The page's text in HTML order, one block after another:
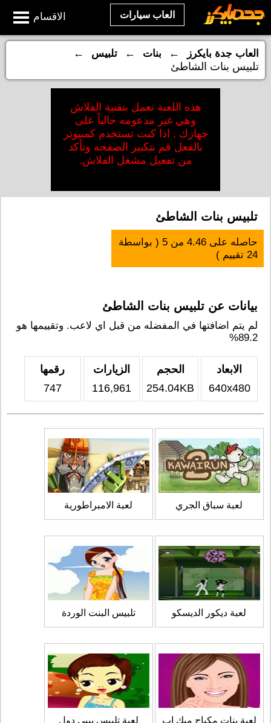
الاقسام العاب سيارات
العاب جدة بايكرز ← بنات ← تلبيس
←
تلبيس بنات الشاطئ
هذه اللعبة تعمل بتقنية الفلاش
وهي غير مدعومه حالياً على
جهازك , اذا كنت تستخدم كمبيوتر
بالفعل قم بتكبير الصفحه وتأكد
من تفعيل مشغل الفلاش.
تلبيس بنات الشاطئ
حاصله على4.46 من5 ( بواسطة
24 تقييم )
بيانات عن تلبيس بنات الشاطئ
لم يتم اضافتها في المفضله من قبل اي لاعب. وتقييمها هو
89.2%
الابعاد
640x480
الحجم
254.04KB
الزيارات
116,961
رقمها
747
لعبة سباق الجري لعبة الامبراطورية
لعبة ديكور الديسكو تلبيس البنت الوردة
لعبة بنات مكياج ميك اب
لعبة تلبيس بيبي دول